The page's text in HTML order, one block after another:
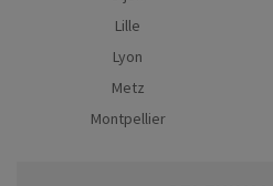
Lille
Lyon
Metz
Montpellier